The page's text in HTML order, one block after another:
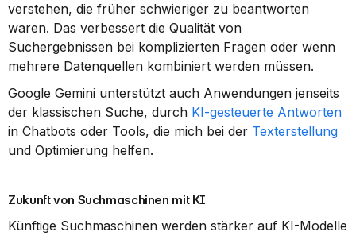
verstehen, die früher schwieriger zu beantworten
waren. Das verbessert die Qualität von
Suchergebnissen bei komplizierten Fragen oder wenn
mehrere Datenquellen kombiniert werden müssen.
Google Gemini unterstützt auch Anwendungen jenseits
der klassischen Suche, durch KI-gesteuerte Antworten
in Chatbots oder Tools, die mich bei der Texterstellung
und Optimierung helfen.
Zukunft von Suchmaschinen mit KI
Künftige Suchmaschinen werden stärker auf KI-Modelle